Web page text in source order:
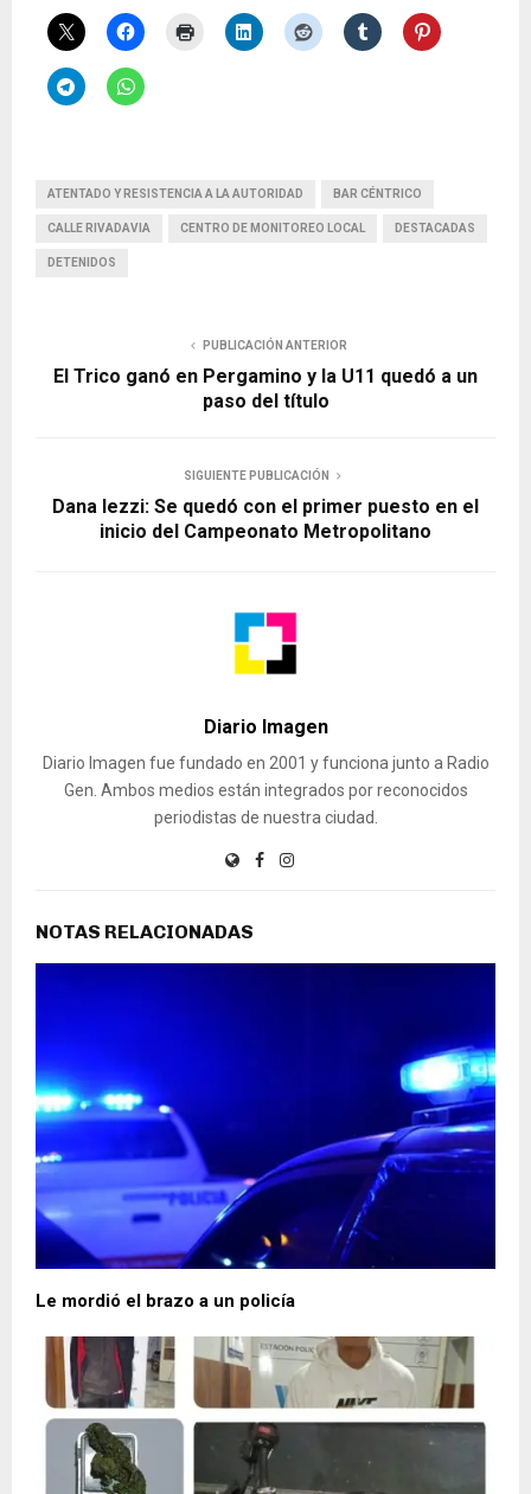
ATENTADO Y RESISTENCIA A LA AUTORIDAD BAR CÉNTRICO
CALLE RIVADAVIA CENTRO DE MONITOREO LOCAL DESTACADAS
DETENIDOS
PUBLICACIÓN ANTERIOR
El Trico ganó en Pergamino y la U11 quedó a un
paso del título
SIGUIENTE PUBLICACIÓN
Dana Iezzi: Se quedó con el primer puesto en el
inicio del Campeonato Metropolitano
Diario Imagen
Diario Imagen fue fundado en 2001 y funciona junto a Radio
Gen. Ambos medios están integrados por reconocidos
periodistas de nuestra ciudad.
NOTAS RELACIONADAS
Le mordió el brazo a un policía